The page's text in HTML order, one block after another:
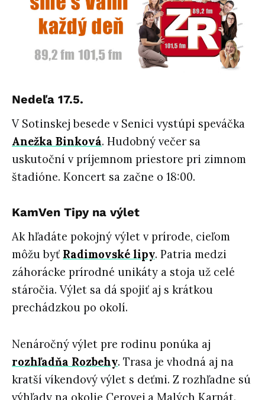
Nedeľa 17.5.
V Sotinskej besede v Senici vystúpi speváčka
Anežka Binková. Hudobný večer sa
uskutoční v príjemnom priestore pri zimnom
štadióne. Koncert sa začne o 18:00.
KamVen Tipy na výlet
Ak hľadáte pokojný výlet v prírode, cieľom
môžu byť Radimovské lipy. Patria medzi
záhorácke prírodné unikáty a stoja už celé
stáročia. Výlet sa dá spojiť aj s krátkou
prechádzkou po okolí.
Nenáročný výlet pre rodinu ponúka aj
rozhľadňa Rozbehy. Trasa je vhodná aj na
kratší víkendový výlet s deťmi. Z rozhľadne sú
výhľady na okolie Cerovej a Malých Karpát.